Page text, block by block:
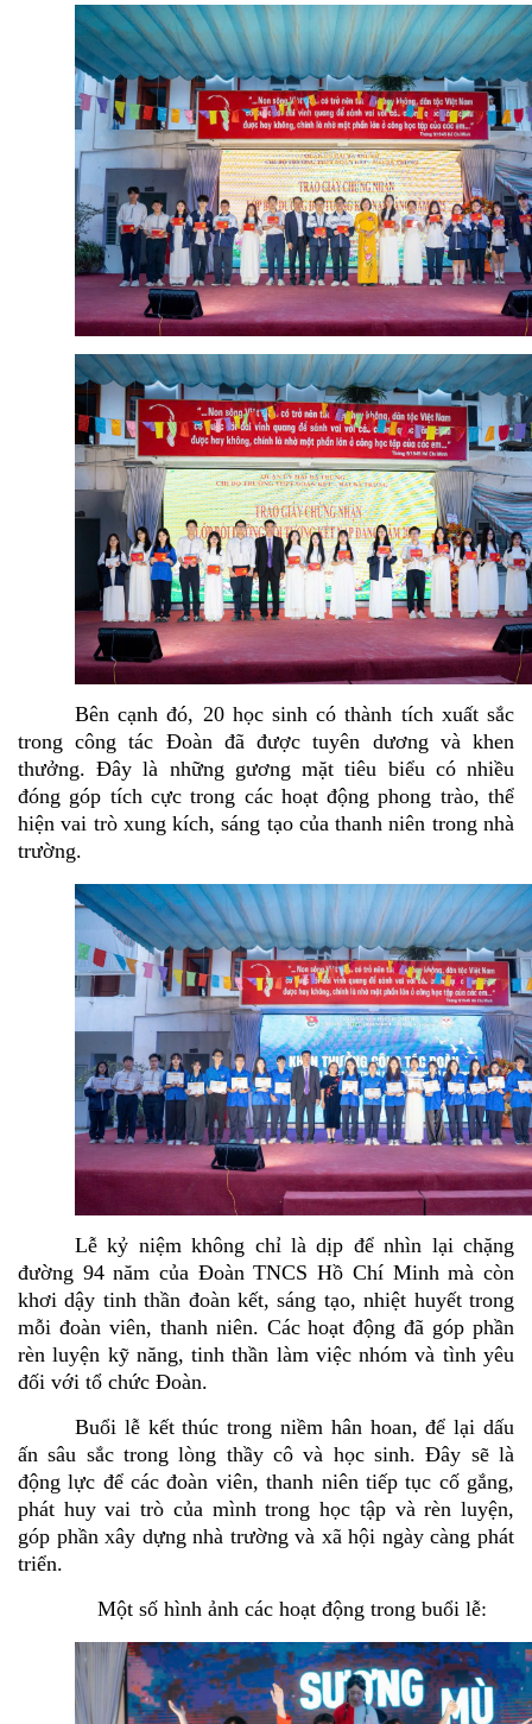
Bên cạnh đó, 20 học sinh có thành tích xuất sắc
trong công tác Đoàn đã được tuyên dương và khen
thưởng. Đây là những gương mặt tiêu biểu có nhiều
đóng góp tích cực trong các hoạt động phong trào, thể
hiện vai trò xung kích, sáng tạo của thanh niên trong nhà
trường.
Lễ kỷ niệm không chỉ là dịp để nhìn lại chặng
đường 94 năm của Đoàn TNCS Hồ Chí Minh mà còn
khơi dậy tinh thần đoàn kết, sáng tạo, nhiệt huyết trong
mỗi đoàn viên, thanh niên. Các hoạt động đã góp phần
rèn luyện kỹ năng, tinh thần làm việc nhóm và tình yêu
đối với tổ chức Đoàn.
Buổi lễ kết thúc trong niềm hân hoan, để lại dấu
ấn sâu sắc trong lòng thầy cô và học sinh. Đây sẽ là
động lực để các đoàn viên, thanh niên tiếp tục cố gắng,
phát huy vai trò của mình trong học tập và rèn luyện,
góp phần xây dựng nhà trường và xã hội ngày càng phát
triển.
Một số hình ảnh các hoạt động trong buổi lễ: